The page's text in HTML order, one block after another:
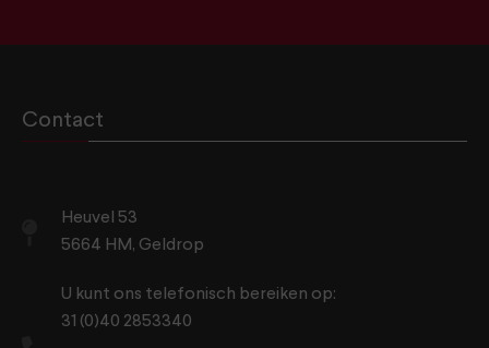
Contact
Heuvel 53
5664 HM, Geldrop
U kunt ons telefonisch bereiken op:
31 (0)40 2853340